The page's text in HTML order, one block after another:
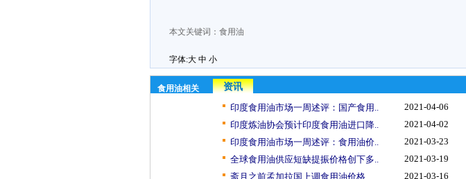
本文关键词： 食用油
字体:大 中 小
食用油相关
资讯
印度食用油市场一周述评：国产食用..
2021-04-06
印度炼油协会预计印度食用油进口降..
2021-04-02
印度食用油市场一周述评：食用油价..
2021-03-23
全球食用油供应短缺提振价格创下多..
2021-03-19
斋月之前孟加拉国上调食用油价格
2021-03-16